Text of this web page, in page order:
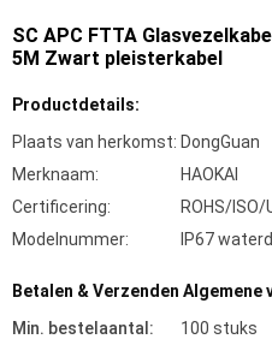
SC APC FTTA
5M Zwart pleisterkabel
Productdetails:
Plaats van herkomst: DongGuan
Merknaam:
HAOKAI
Certificering:
ROHS/ISO/
Modelnummer:
IP67
Betalen & Verzenden Algemene
Min. bestelaantal:
100 stuks